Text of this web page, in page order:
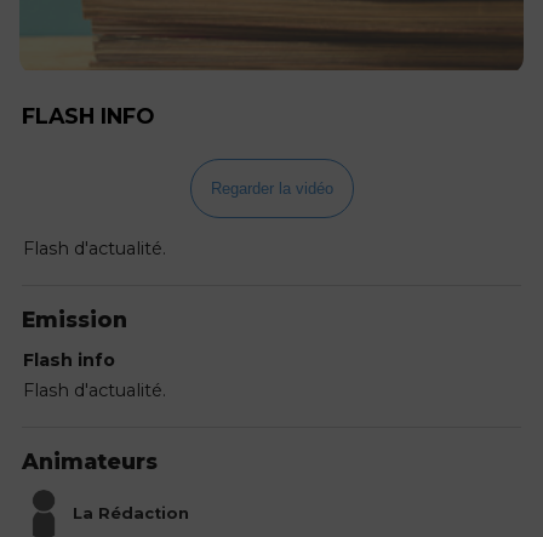
FLASH INFO
Regarder la vidéo
Flash d'actualité.
Emission
Flash info
Flash d'actualité.
Animateurs
La Rédaction